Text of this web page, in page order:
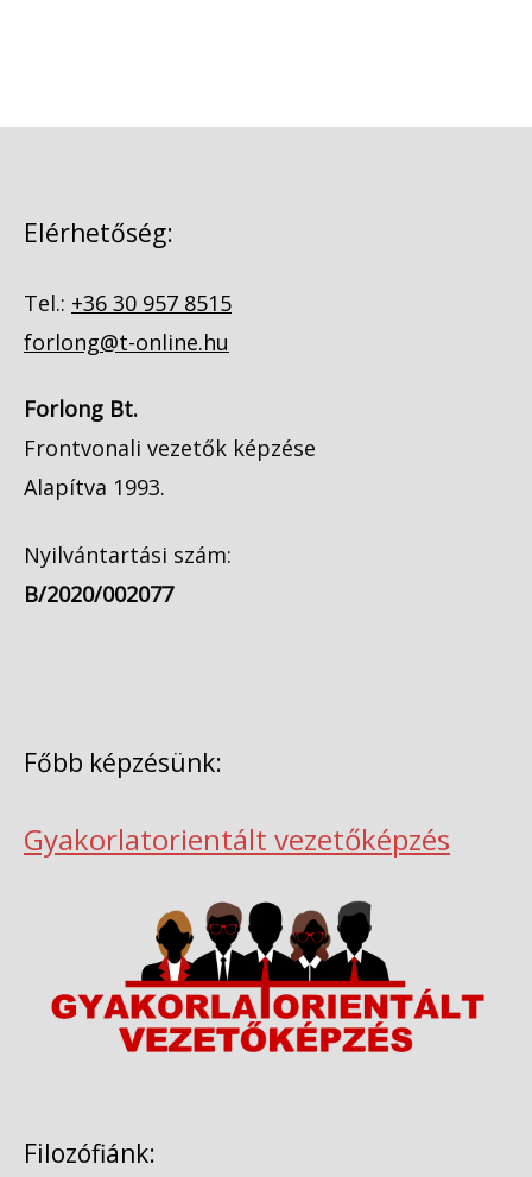
Elérhetőség:
Tel.: +36 30 957 8515
forlong@t-online.hu
Forlong Bt.
Frontvonali vezetők képzése
Alapítva 1993.
Nyilvántartási szám:
B/2020/002077
Főbb képzésünk:
Gyakorlatorientált vezetőképzés
Filozófiánk: